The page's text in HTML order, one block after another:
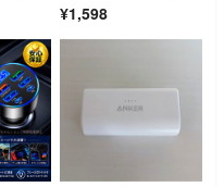
ト PSE認証 ブラッ
ク 新品！
¥1,598